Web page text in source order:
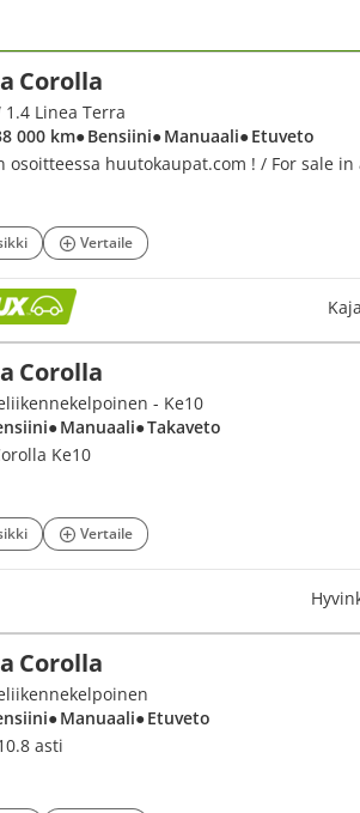
Corolla
1.4 Linea Terra
000 km● Bensiini● Manuaali● Etuveto
osoitteessa huutokaupat.com ! / For sale
Vertaile
Corolla
- Ke10
● Manuaali● Takaveto
Ke10
Vertaile
Corolla
● Manuaali● Etuveto
asti